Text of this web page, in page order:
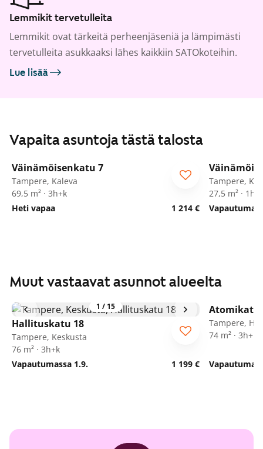
Lemmikit tervetulleita
Lemmikit ovat tärkeitä perheenjäseniä ja lämpimästi
tervetulleita asukkaaksi lähes kaikkiin SATOkoteihin.
Lue lisää
Vapaita asuntoja tästä talosta
/28
Väinämöisenkatu 7
Tampere, Kaleva
69,5 m² · 3h+k
Heti vapaa
1 214 €
Tampere,
27,5 m² ·
Muut vastaavat asunnot alueelta
1 / 15
Hallituskatu 18
Tampere, Keskusta
76 m² · 3h+k
Vapautumassa 1.9.
1 199 €
Atomikatu
Tampere,
74 m² · 3h+k